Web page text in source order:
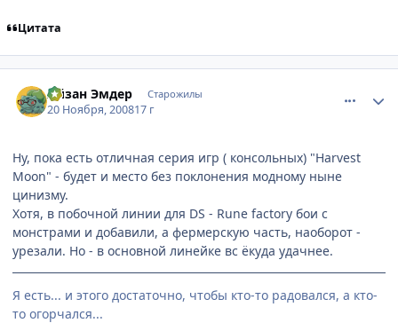
Цитата
Айзан Эмдер Старожилы
20 Ноября, 200817 г
Ну, пока есть отличная серия игр ( консольных) "Harvest
Moon" - будет и место без поклонения модному ныне
цинизму.
Хотя, в побочной линии для DS - Rune factory бои с
монстрами и добавили, а фермерскую часть, наоборот -
урезали. Но - в основной линейке вс ёкуда удачнее.
Я есть... и этого достаточно, чтобы кто-то радовался, а кто-
то огорчался...